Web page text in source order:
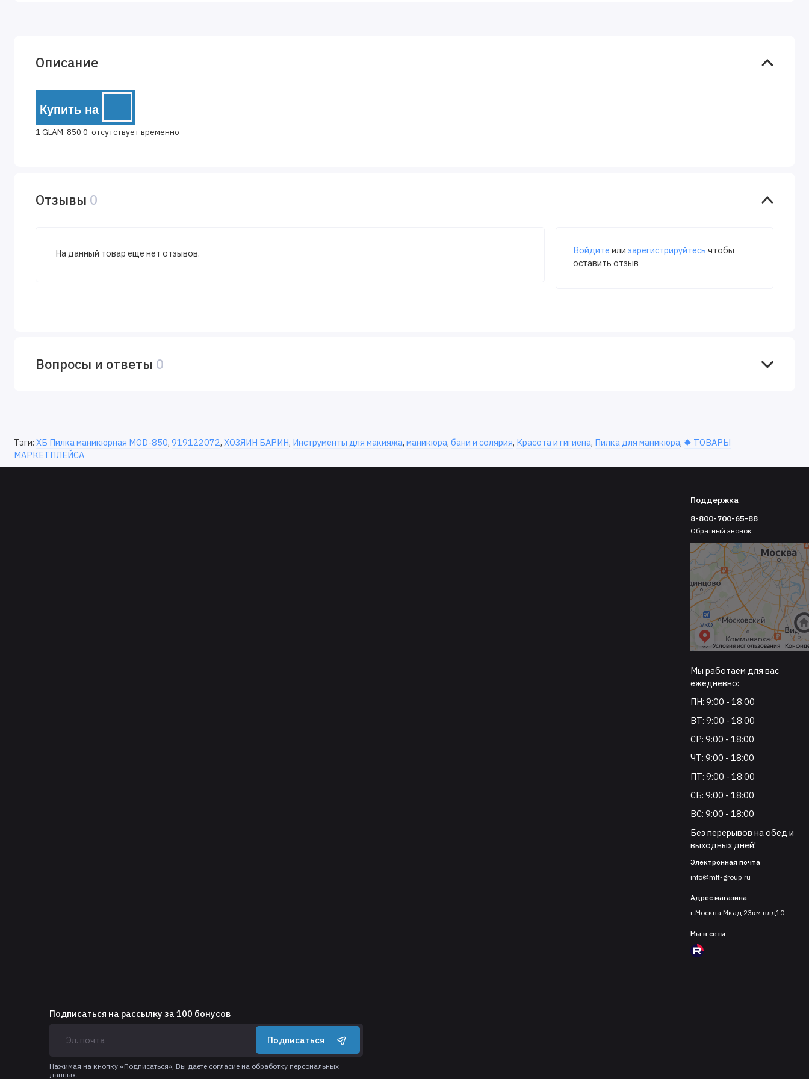
Описание
Купить на
1 GLAM-850 0-отсутствует временно
Отзывы 0
На данный товар ещё нет отзывов. Войдите или зарегистрируйтесь чтобы
оставить отзыв
Вопросы и ответы 0
Тэги: ХБ Пилка маникюрная MOD-850, 919122072, ХОЗЯИН БАРИН, Инструменты для макияжа, маникюра, бани и солярия, Красота и гигиена, Пилка для маникюра, ✹ ТОВАРЫ
МАРКЕТПЛЕЙСА
Поддержка
8-800-700-65-88
Обратный звонок
Мы работаем для вас
ежедневно:
ПН: 9:00 - 18:00
ВТ: 9:00 - 18:00
СР: 9:00 - 18:00
ЧТ: 9:00 - 18:00
ПТ: 9:00 - 18:00
СБ: 9:00 - 18:00
ВС: 9:00 - 18:00
Без перерывов на обед и
выходных дней!
Электронная почта
info@mft-group.ru
Адрес магазина
г.Москва Мкад 23км влд10
Мы в сети
Подписаться на рассылку за 100 бонусов
Подписаться
Нажимая на кнопку «Подписаться», Вы даете согласие на обработку персональных
данных.